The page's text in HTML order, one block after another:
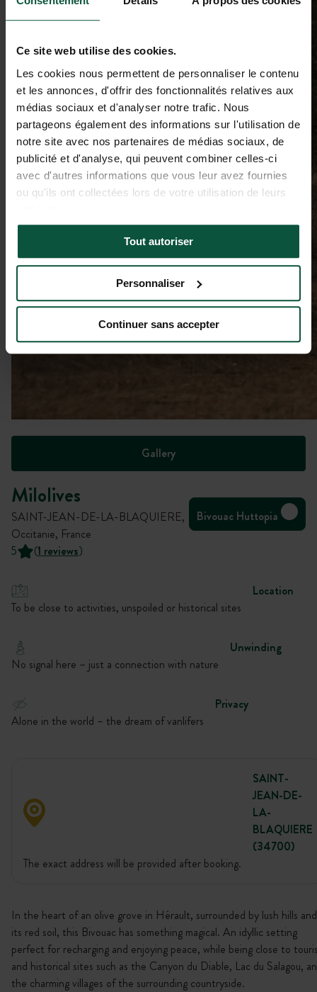
Ce site web utilise des cookies.
Les cookies nous permettent de personnaliser le contenu
et les annonces, d'offrir des fonctionnalités relatives aux
médias sociaux et d'analyser notre trafic. Nous
partageons également des informations sur l'utilisation de
notre site avec nos partenaires de médias sociaux, de
publicité et d'analyse, qui peuvent combiner celles-ci
avec d'autres informations que vous leur avez fournies
ou qu'ils ont collectées lors de votre utilisation de leurs
Tout autoriser
Personnaliser
Continuer sans accepter
Gallery
Milolives
SAINT-JEAN-DE-LA-BLAQUIERE,
Occitanie, France
Bivouac Huttopia
5 (1 reviews)
Location
To be close to activities, unspoiled or historical sites
Unwinding
No signal here – just a connection with nature
Privacy
Alone in the world – the dream of vanlifers
SAINT-
JEAN-DE-
LA-
BLAQUIERE
(34700)
The exact address will be provided after booking.
In the heart of an olive grove in Hérault, surrounded by lush hills and
its red soil, this Bivouac has something magical. An idyllic setting
perfect for recharging and enjoying peace, while being close to
and historical sites such as the Canyon du Diable, Lac du Salagou,
the charming villages of the surrounding countryside.